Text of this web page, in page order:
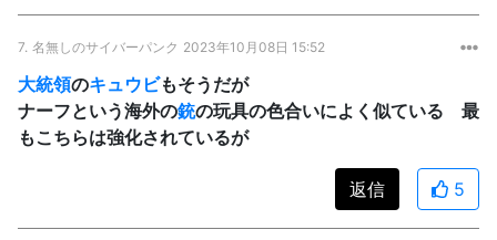
7. 名無しのサイバーパンク 2023年10月08日 15:52
大統領のキュウビもそうだが
ナーフという海外の銃の玩具の色合いによく似ている 最
もこちらは強化されているが
返信 5